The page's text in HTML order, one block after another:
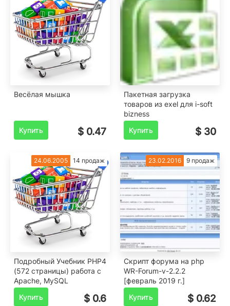
Весёлая мышка
Купить $ 0.47
Пакетная загрузка
товаров из exel для i-soft
bizness
Купить
$ 30
24.06.2005 14 продаж
Подробный Учебник PHP4
(572 страницы) работа с
Apache, MySQL
Купить
$ 0.6
23.02.2016 9 продаж
Скрипт форума на php
WR-Forum-v-2.2.2
[февраль 2019 г.]
Купить
$ 0.62